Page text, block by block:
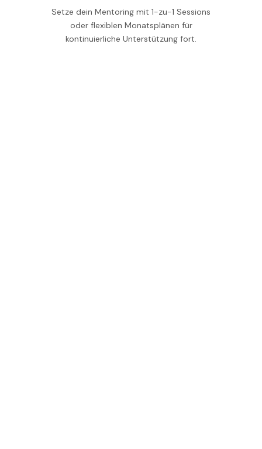
Setze dein Mentoring mit 1-zu-1 Sessions
oder flexiblen Monatsplänen für
kontinuierliche Unterstützung fort.